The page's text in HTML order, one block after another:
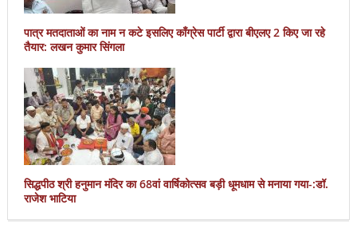
पात्र मतदाताओं का नाम न कटे इसलिए काँग्रेस पार्टी द्वारा बीएलए 2 किए जा रहे
तैयार: लखन कुमार सिंगला
सिद्धपीठ श्री हनुमान मंदिर का 68वां वार्षिकोत्सव बड़ी धूमधाम से मनाया गया-:डॉ.
राजेश भाटिया